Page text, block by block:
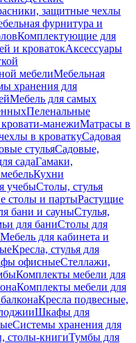
защитные чехлы
фурнитура и
Комплектующие для
и кроватокАксессуары
мебелиМебельная
хранения для
Мебель для самых
Пеленальные
манежиМатрасы в
в кроваткуСадовая
стульяСадовые,
садаГамаки,
Кухни
учебыСтолы, стулья
столы и партыРастущие
бани и сауныСтулья,
для баниСтолы для
Мебель для кабинета и
Кресла, стулья для
офисныеСтеллажи,
Комплекты мебели для
Комплекты мебели для
Кресла подвесные,
Шкафы для
Системы хранения для
столы-книгиТумбы для